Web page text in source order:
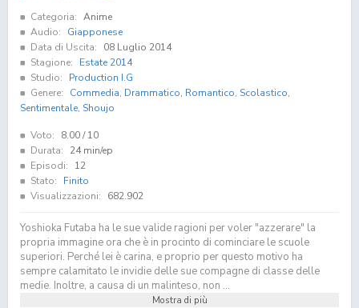
Categoria: Anime
Audio:
Giapponese
Data di Uscita:
08 Luglio 2014
Stagione:
Estate 2014
Studio:
Production I.G
Genere:
Commedia, Drammatico, Romantico, Scolastico,
Sentimentale, Shoujo
Voto: 8.00/ 10
Durata:
24 min/ep
Episodi:
12
Stato:
Finito
Visualizzazioni:
682.902
Yoshioka Futaba ha le sue valide ragioni per voler "azzerare" la
propria immagine ora che è in procinto di cominciare le scuole
superiori. Perché lei è carina, e proprio per questo motivo ha
sempre calamitato le invidie delle sue compagne di classe delle
medie. Inoltre, a causa di un malinteso, non ...
Mostra di più